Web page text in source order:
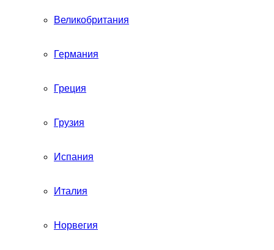
Великобритания
Германия
Греция
Грузия
Испания
Италия
Норвегия